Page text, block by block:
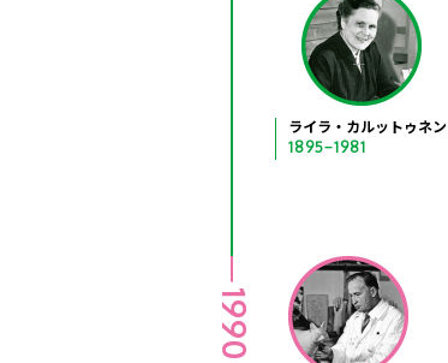
ライラ・カルットゥネン
1895−1981
1990